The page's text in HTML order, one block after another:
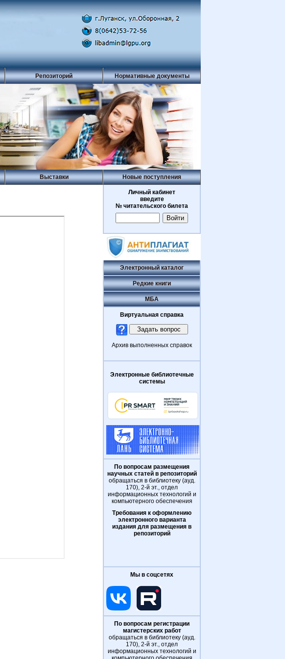
Репозиторий Нормативные документы
Выставки Новые поступления
Личный кабинет
введите
№ читательского билета
Электронный каталог
Редкие книги
МБА
Виртуальная справка
Архив выполненных справок
Электронные библиотечные
системы
По вопросам размещения
научных статей в репозиторий
обращаться в библиотеку (ауд.
170), 2-й эт., отдел
информационных технологий и
компьютерного обеспечения
Требования к оформлению
электронного варианта
издания для размещения в
репозиторий
Мы в соцсетях
По вопросам регистрации
магистерских работ
обращаться в библиотеку (ауд.
170), 2-й эт., отдел
информационных технологий и